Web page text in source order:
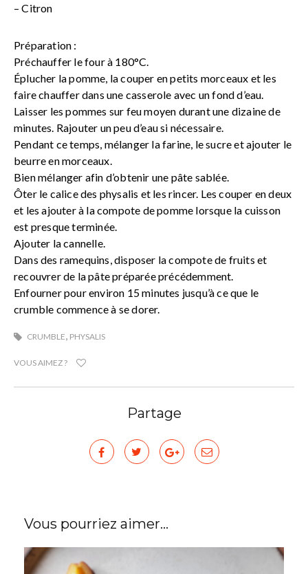
– Citron
Préparation :
Préchauffer le four à 180°C.
Éplucher la pomme, la couper en petits morceaux et les
faire chauffer dans une casserole avec un fond d’eau.
Laisser les pommes sur feu moyen durant une dizaine de
minutes. Rajouter un peu d’eau si nécessaire.
Pendant ce temps, mélanger la farine, le sucre et ajouter le
beurre en morceaux.
Bien mélanger afin d’obtenir une pâte sablée.
Ôter le calice des physalis et les rincer. Les couper en deux
et les ajouter à la compote de pomme lorsque la cuisson
est presque terminée.
Ajouter la cannelle.
Dans des ramequins, disposer la compote de fruits et
recouvrer de la pâte préparée précédemment.
Enfourner pour environ 15 minutes jusqu’à ce que le
crumble commence à se dorer.
CRUMBLE PHYSALIS
VOUS AIMEZ ?
Partage
Vous pourriez aimer...